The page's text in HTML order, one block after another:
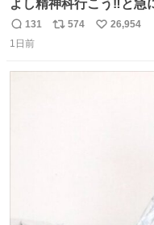
よし精神科行こう‼️と急
してたらペン止まらな
タ
返
信
131
リ
574
い
26,954
1日前